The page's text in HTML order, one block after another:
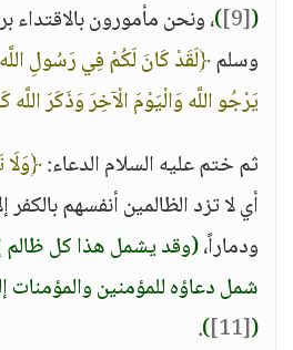
(
[9]
)، ونحن مأمورون بالاقتداء
وسلم﴿لَقَدْ كَانَ لَكُمْ فِي رَسُولِ
يَرْجُو اللَّه وَالْيَوْمَ الْآخِرَ وَذَكَرَ اللَّه
ثم ختم عليه السلام الدعاء:﴿وَلَا
أي لا تزد الظالمين أنفسهم بالكفر
ودماراً،(وقد يشمل هذا كل ظالم
شمل دعاؤه للمؤمنين والمؤمنات
(
[11]
)
.